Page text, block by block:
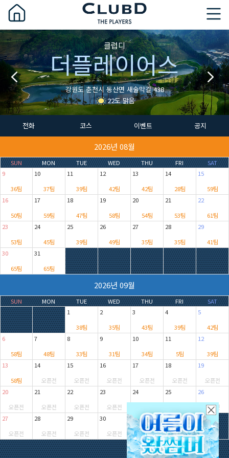
클럽디
더플레이어스
강원도 춘천시 동산면 새술막길 438
22도 맑음
전화 코스 이벤트 공지
2026년 08월
SUN MON TUE WED THU FRI
SAT
9
36팀
10
37팀
11
39팀
12
42팀
13
42팀
14
28팀
15
59팀
16
50팀
17
59팀
18
47팀
19
58팀
20
54팀
21
53팀
22
61팀
23
53팀
24
45팀
25
39팀
26
49팀
27
35팀
28
35팀
29
41팀
30
65팀
31
65팀
2026년 09월
SUN MON TUE WED THU FRI
SAT
1
38팀
2
35팀
3
43팀
4
39팀
5
42팀
6
58팀
7
48팀
8
33팀
9
31팀
10
34팀
11
5팀
12
39팀
13
58팀
14
오픈전
15
오픈전
16
오픈전
17
오픈전
18
오픈전
19
오픈전
20
오픈전
21
오픈전
22
오픈전
23
오픈전
24
25
26
오픈전
27
오픈전
28
오픈전
29
오픈전
30
오픈전